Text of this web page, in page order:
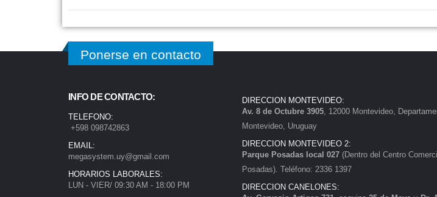
Ponerse en contacto
INFO DE CONTACTO:
TELEFONO:
+598 098742863
EMAIL:
megasystem.uy@gmail.com
HORARIOS LABORALES:
LUN - VIER/ 09:30 AM - 18:00 PM
DIRECCION MONTEVIDEO:
Av. 8 de Octubre 3905 , 12000 Montevideo,
Montevideo, Uruguay
DIRECCION MONTEVIDEO 2:
Parque Posadas local 027 (Dentro del Centro
Posadas). Teléfono: 2336 1397
DIRECCION CANELONES: